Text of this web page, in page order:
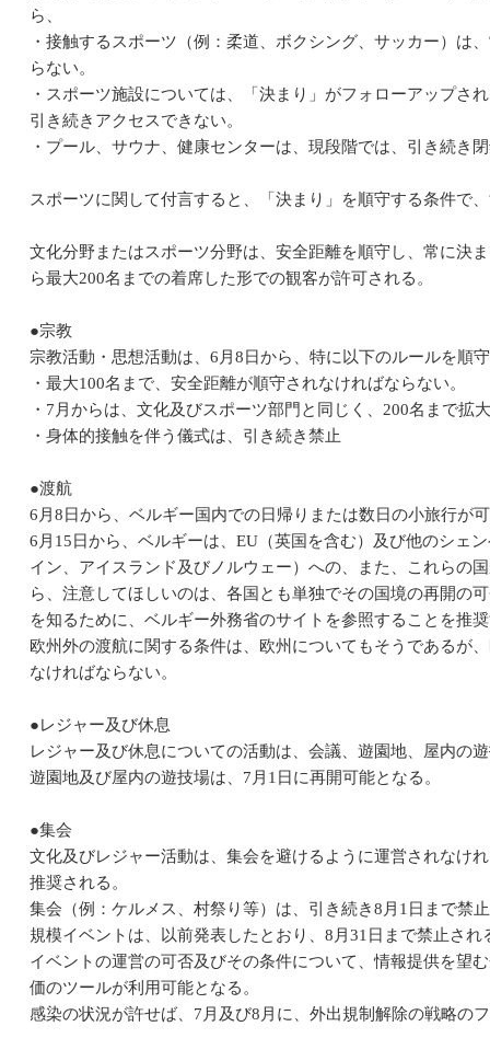
ら、
・接触するスポーツ（例：柔道、ボクシング、サッカー）は
らない。
・スポーツ施設については、「決まり」がフォローアップさ
引き続きアクセスできない。
・プール、サウナ、健康センターは、現段階では、引き続き
スポーツに関して付言すると、「決まり」を順守する条件で
文化分野またはスポーツ分野は、安全距離を順守し、常に決
ら最大200名までの着席した形での観客が許可される。
●宗教
宗教活動・思想活動は、6月8日から、特に以下のルールを順
・最大100名まで、安全距離が順守されなければならない。
・7月からは、文化及びスポーツ部門と同じく、200名まで拡
・身体的接触を伴う儀式は、引き続き禁止
●渡航
6月8日から、ベルギー国内での日帰りまたは数日の小旅行が
6月15日から、ベルギーは、EU（英国を含む）及び他のシェ
イン、アイスランド及びノルウェー）への、また、これらの
ら、注意してほしいのは、各国とも単独でその国境の再開の
を知るために、ベルギー外務省のサイトを参照することを推
欧州外の渡航に関する条件は、欧州についてもそうであるが
なければならない。
●レジャー及び休息
レジャー及び休息についての活動は、会議、遊園地、屋内の
遊園地及び屋内の遊技場は、7月1日に再開可能となる。
●集会
文化及びレジャー活動は、集会を避けるように運営されなけ
推奨される。
集会（例：ケルメス、村祭り等）は、引き続き8月1日まで禁
規模イベントは、以前発表したとおり、8月31日まで禁止され
イベントの運営の可否及びその条件について、情報提供を望
価のツールが利用可能となる。
感染の状況が許せば、7月及び8月に、外出規制解除の戦略の